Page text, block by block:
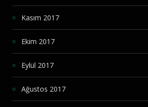
Kasım 2017
Ekim 2017
Eylül 2017
Ağustos 2017